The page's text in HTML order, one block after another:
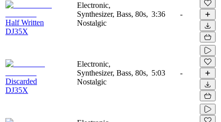
Half Written
DJ35X
Electronic,
Synthesizer, Bass, 80s,
Nostalgic
3:36 -
Discarded
DJ35X
Electronic,
Synthesizer, Bass, 80s,
Nostalgic
5:03 -